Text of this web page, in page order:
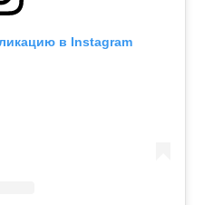
в Instagram